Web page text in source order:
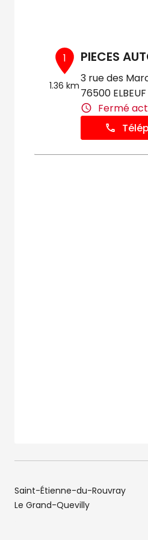
1
1.36 km
PIECES
3 rue des
76500 ELBEUF
Fermé
Saint-Étienne-du-Rouvray
Le Grand-Quevilly